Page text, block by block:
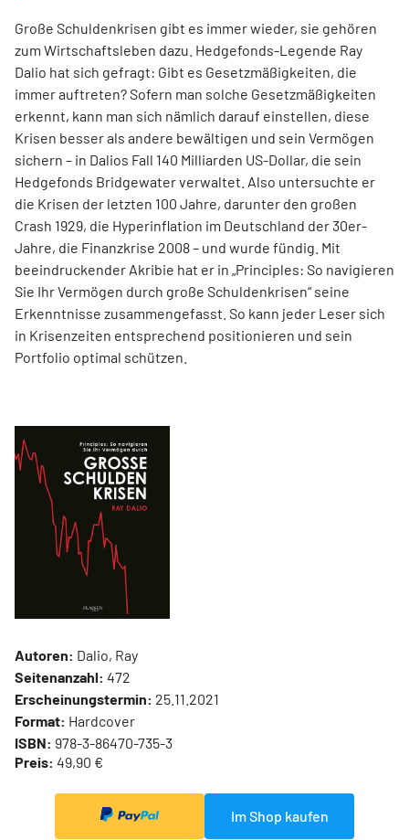
Große Schuldenkrisen gibt es immer wieder, sie gehören
zum Wirtschaftsleben dazu. Hedgefonds-Legende Ray
Dalio hat sich gefragt: Gibt es Gesetzmäßigkeiten, die
immer auftreten? Sofern man solche Gesetzmäßigkeiten
erkennt, kann man sich nämlich darauf einstellen, diese
Krisen besser als andere bewältigen und sein Vermögen
sichern – in Dalios Fall 140 Milliarden US-Dollar, die sein
Hedgefonds Bridgewater verwaltet. Also untersuchte er
die Krisen der letzten 100 Jahre, darunter den großen
Crash 1929, die Hyperinflation im Deutschland der 30er-
Jahre, die Finanzkrise 2008 – und wurde fündig. Mit
beeindruckender Akribie hat er in „Principles: So navigieren
Sie Ihr Vermögen durch große Schuldenkrisen“ seine
Erkenntnisse zusammengefasst. So kann jeder Leser sich
in Krisenzeiten entsprechend positionieren und sein
Portfolio optimal schützen.
Autoren: Dalio, Ray
Seitenanzahl: 472
Erscheinungstermin: 25.11.2021
Format: Hardcover
ISBN: 978-3-86470-735-3
Preis: 49,90 €
Im Shop kaufen